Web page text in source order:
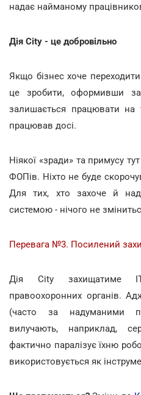
надає найманому
Дія City - це добровільно
Якщо бізнес хоче
це зробити, оформивши
залишається працювати
працював досі.
Ніякої «зради» та примусу
ФОПів. Ніхто не буде
Для тих, хто захоче й
системою - нічого не
Перевага №3. Посилений
Дія City захищатиме
правоохоронних органів.
(часто за надуманими
вилучають, наприклад,
фактично паралізує їхню
використовується як